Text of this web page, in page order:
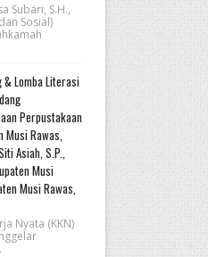
Subari, S.H.,
Sosial)
Lomba Literasi
Perpustakaan
Musi Rawas,
Asiah, S.P.,
Musi
Musi Rawas,
Nyata (KKN)